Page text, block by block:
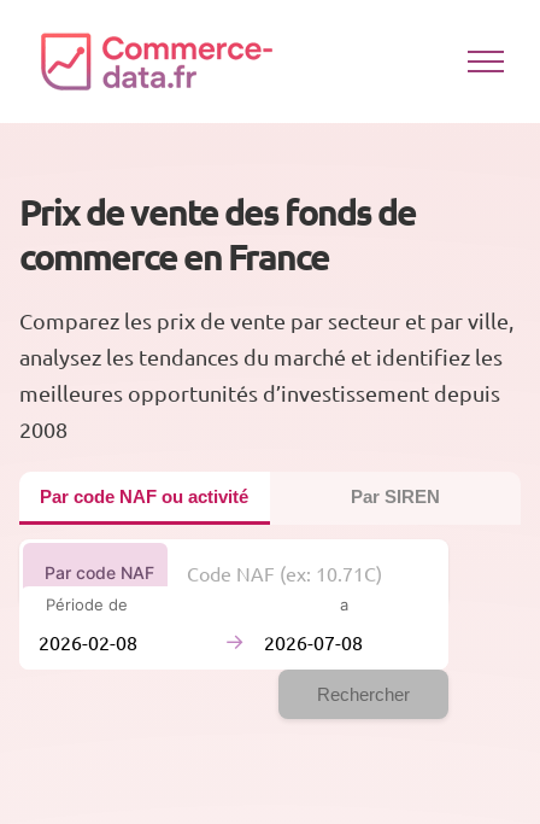
contenu
Prix de vente des fonds de
commerce en France
Comparez les prix de vente par secteur et par ville,
analysez les tendances du marché et identifiez les
meilleures opportunités d’investissement depuis
2008
Par code NAF ou activité Par SIREN
Par code NAF
Période de à
→
Rechercher